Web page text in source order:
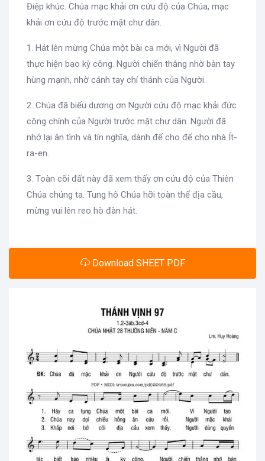
Điệp khúc. Chúa mạc khải ơn cứu độ của Chúa, mạc
khải ơn cứu độ trước mặt chư dân.
1. Hát lên mừng Chúa một bài ca mới, vì Người đã
thực hiện bao kỳ công. Người chiến thắng nhờ bàn tay
hùng mạnh, nhờ cánh tay chí thánh của Người.
2. Chúa đã biểu dương ơn Người cứu độ mạc khải đức
công chính của Người trước mặt chư dân. Người đã
nhớ lại ân tình và tín nghĩa, dành để cho để cho nhà Ít-
ra-en.
3. Toàn cõi đất này đã xem thấy ơn cứu độ của Thiên
Chúa chúng ta. Tung hô Chúa hỡi toàn thể địa cầu,
mừng vui lên reo hò đàn hát.
Download SHEET PDF